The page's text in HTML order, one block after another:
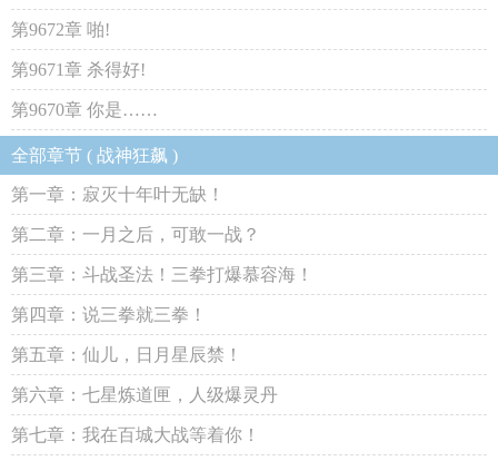
第9672章 啪!
第9671章 杀得好!
第9670章 你是……
全部章节 ( 战神狂飙 )
第一章：寂灭十年叶无缺！
第二章：一月之后，可敢一战？
第三章：斗战圣法！三拳打爆慕容海！
第四章：说三拳就三拳！
第五章：仙儿，日月星辰禁！
第六章：七星炼道匣，人级爆灵丹
第七章：我在百城大战等着你！